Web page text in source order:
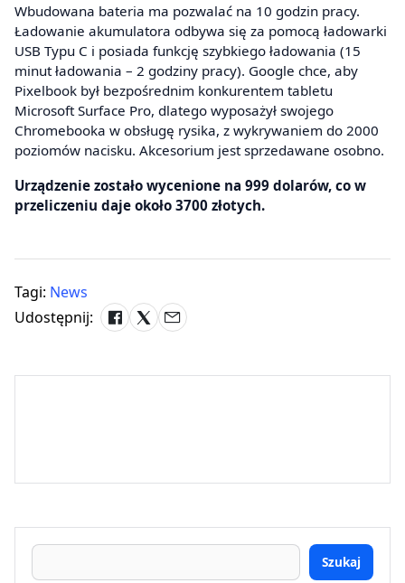
Wbudowana bateria ma pozwalać na 10 godzin pracy.
Ładowanie akumulatora odbywa się za pomocą ładowarki
USB Typu C i posiada funkcję szybkiego ładowania (15
minut ładowania – 2 godziny pracy). Google chce, aby
Pixelbook był bezpośrednim konkurentem tabletu
Microsoft Surface Pro, dlatego wyposażył swojego
Chromebooka w obsługę rysika, z wykrywaniem do 2000
poziomów nacisku. Akcesorium jest sprzedawane osobno.
Urządzenie zostało wycenione na 999 dolarów, co w
przeliczeniu daje około 3700 złotych.
Tagi: News
Udostępnij:
Szukaj